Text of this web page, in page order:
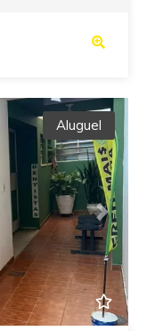
Next
Aluguel